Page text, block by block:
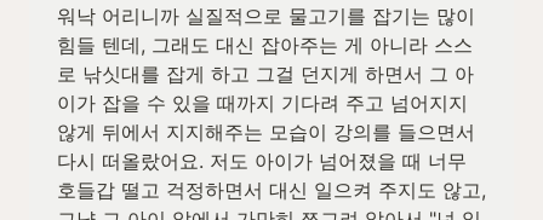
워낙 어리니까 실질적으로 물고기를 잡기는 많이
힘들 텐데, 그래도 대신 잡아주는 게 아니라 스스
로 낚싯대를 잡게 하고 그걸 던지게 하면서 그 아
이가 잡을 수 있을 때까지 기다려 주고 넘어지지
않게 뒤에서 지지해주는 모습이 강의를 들으면서
다시 떠올랐어요. 저도 아이가 넘어졌을 때 너무
호들갑 떨고 걱정하면서 대신 일으켜 주지도 않고,